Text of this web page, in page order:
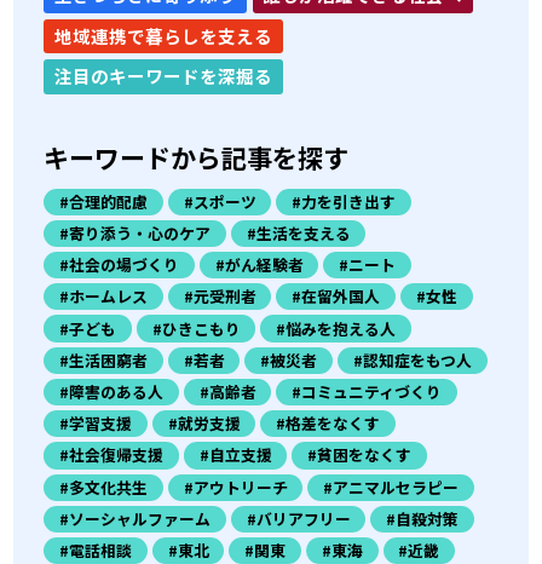
地域連携で暮らしを支える
注目のキーワードを深掘る
キーワードから記事を探す
#合理的配慮 #スポーツ
#力を引き出す
#寄り添う・心のケア
#生活を支える
#社会の場づくり
#がん経験者
#ニート
#ホームレス
#元受刑者 #在留外国人
#女性
#子ども
#ひきこもり
#悩みを抱える人
#生活困窮者
#若者 #被災者
#認知症をもつ人
#障害のある人
#高齢者
#コミュニティづくり
#学習支援
#就労支援
#格差をなくす
#社会復帰支援
#自立支援
#貧困をなくす
#多文化共生
#アウトリーチ
#アニマルセラピー
#ソーシャルファーム
#バリアフリー
#自殺対策
#電話相談
#東北 #関東 #東海
#近畿